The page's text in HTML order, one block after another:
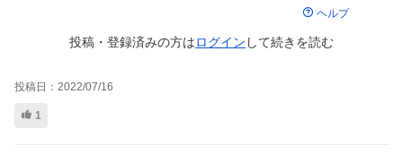
ヘルプ
投稿・登録済みの方はログイン して続きを読む
投稿日： 2022/07/16
1